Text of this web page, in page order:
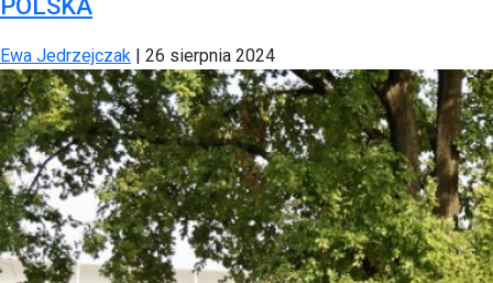
POLSKA
Ewa Jedrzejczak | 26 sierpnia 2024